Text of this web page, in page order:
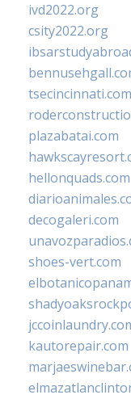
ivd2022.org
csity2022.org
tsecincinnati.com
plazabatai.com
hellonquads.com
decogaleri.com
shoes-vert.com
kautorepair.com